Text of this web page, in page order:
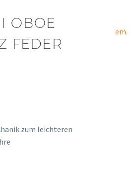
OBOE
FEDER
em.
monney
zum leichteren